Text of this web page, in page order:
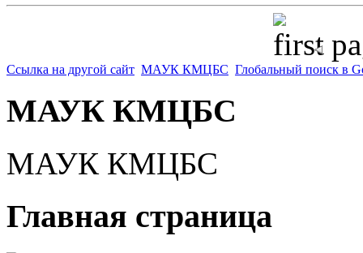
Ссылка на другой сайт МАУК КМЦБС Глобальный поиск в
МАУК КМЦБС
МАУК КМЦБС
Главная страница